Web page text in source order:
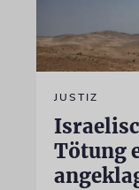
JUSTIZ
Tötung